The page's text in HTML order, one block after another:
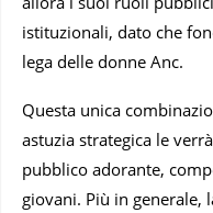
istituzionali, dato che
lega delle donne Anc.
Questa unica
astuzia strategica le
pubblico adorante,
giovani. Più in generale,